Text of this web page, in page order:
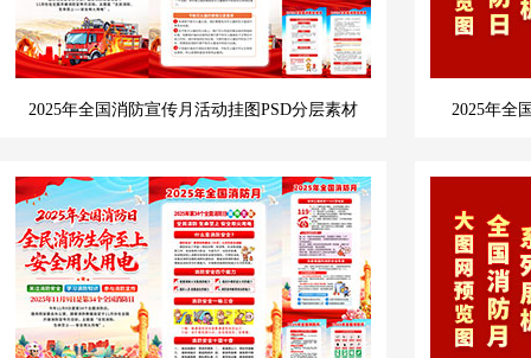
2025年全国消防宣传月活动挂图PSD分层素材 2025年全